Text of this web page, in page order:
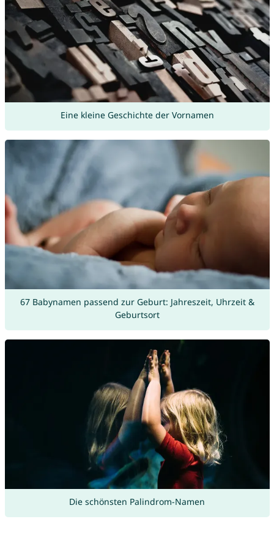
Eine kleine Geschichte der Vornamen
67 Babynamen passend zur Geburt: Jahreszeit, Uhrzeit &
Geburtsort
Die schönsten Palindrom-Namen